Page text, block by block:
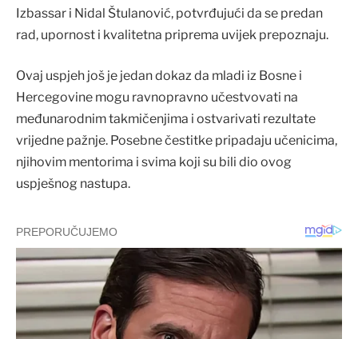
Izbassar i Nidal Štulanović, potvrđujući da se predan
rad, upornost i kvalitetna priprema uvijek prepoznaju.
Ovaj uspjeh još je jedan dokaz da mladi iz Bosne i
Hercegovine mogu ravnopravno učestvovati na
međunarodnim takmičenjima i ostvarivati rezultate
vrijedne pažnje. Posebne čestitke pripadaju učenicima,
njihovim mentorima i svima koji su bili dio ovog
uspješnog nastupa.